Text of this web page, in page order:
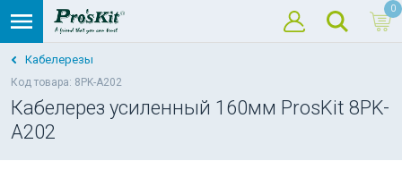
0
Кабелерезы
Код товара: 8PK-A202
Кабелерез усиленный 160мм ProsKit 8PK-
A202